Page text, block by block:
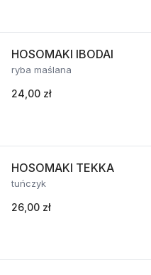
HOSOMAKI IBODAI
ryba maślana
24,00 zł
HOSOMAKI TEKKA
tuńczyk
26,00 zł